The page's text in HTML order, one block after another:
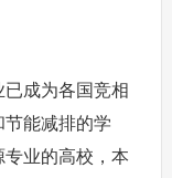
成为各国竞相
能减排的学
业的高校，本